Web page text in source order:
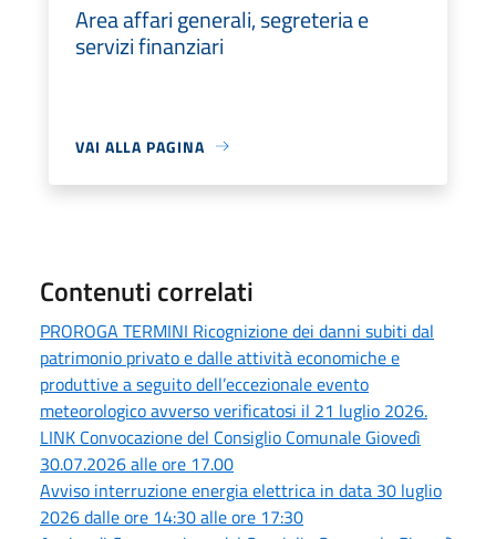
Area affari generali, segreteria e
servizi finanziari
VAI ALLA PAGINA
Contenuti correlati
PROROGA TERMINI Ricognizione dei danni subiti dal
patrimonio privato e dalle attività economiche e
produttive a seguito dell’eccezionale evento
meteorologico avverso verificatosi il 21 luglio 2026.
LINK Convocazione del Consiglio Comunale Giovedì
30.07.2026 alle ore 17.00
Avviso interruzione energia elettrica in data 30 luglio
2026 dalle ore 14:30 alle ore 17:30